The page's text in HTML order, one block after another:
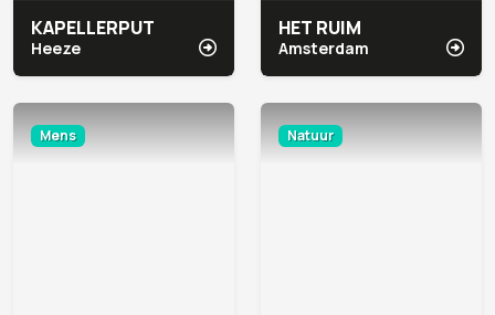
KAPELLERPUT
Heeze
HET RUIM
Amsterdam
Mens Natuur